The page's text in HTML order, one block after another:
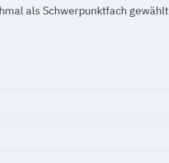
als Schwerpunktfach gewählt